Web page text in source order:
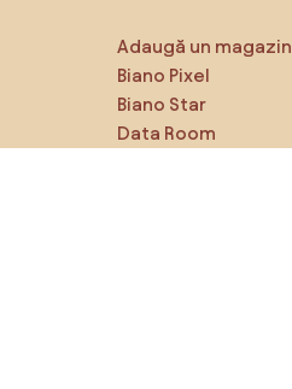
Adaugă un magazin
Biano Pixel
Biano Star
Data Room